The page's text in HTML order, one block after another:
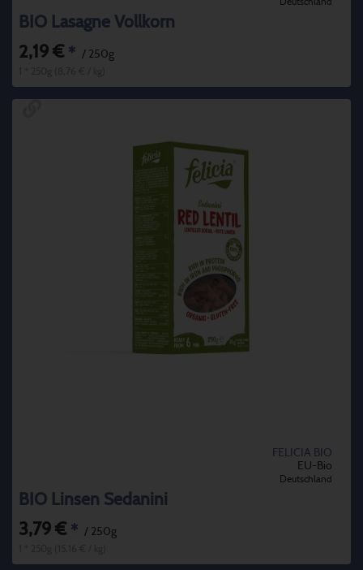
BIO Lasagne Vollkorn
2,19 € * / 250g
FELICIA BIO
EU-Bio
Deutschland
BIO Linsen Sedanini
3,79 € * / 250g